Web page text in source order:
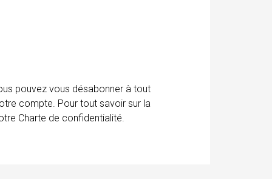
pouvez vous désabonner à tout
compte. Pour tout savoir sur la
Charte de confidentialité.